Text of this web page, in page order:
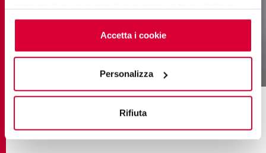
cookieclicchi qui. Il consenso può essere espresso
cliccando sul tasto “Accetta i cookie”. Se non vuole i
cookie di profilazione può negare il consenso sul tasto
Accetta i cookie
Personalizza
Rifiuta
percorsi extra pietra di vals
Плитка для ванной:
безопасность и стиль